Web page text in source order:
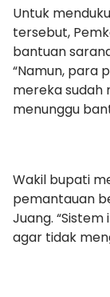
Untuk
tersebut,
bantuan
“Namun, para
mereka sudah
menunggu
Wakil bupati
pemantauan
Juang.
agar tidak